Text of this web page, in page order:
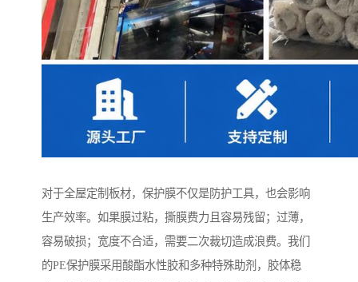
对于全屋定制板材，保护膜不仅是防护工具，也会影响
生产效率。如果膜过粘，撕膜费力且容易残留；过薄，
容易破损；宽度不合适，需要二次裁切造成浪费。我们
的PE保护膜采用酸酯水性胶和多种特殊助剂，胶体稳